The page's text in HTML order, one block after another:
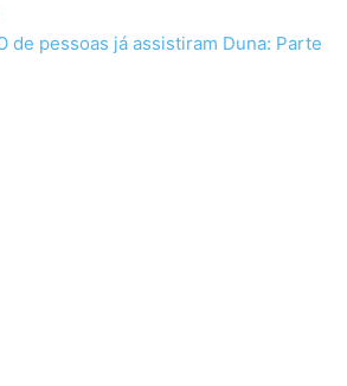
de pessoas já assistiram Duna: Parte